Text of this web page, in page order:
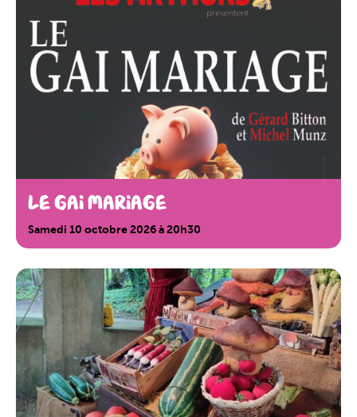
LE GAI MARIAGE
Samedi 10 octobre 2026 à 20h30